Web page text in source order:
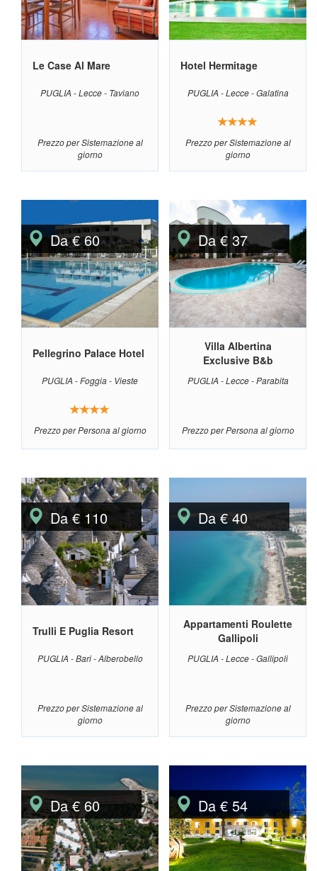
Le Case Al Mare
PUGLIA - Lecce - Taviano
Prezzo per Sistemazione al
giorno
Hotel Hermitage
PUGLIA - Lecce - Galatina
Prezzo per Sistemazione al
giorno
Da € 60
Pellegrino Palace Hotel
PUGLIA - Foggia - Vieste
Prezzo per Persona al giorno
Da € 37
Villa Albertina
Exclusive B&b
PUGLIA - Lecce - Parabita
Prezzo per Persona al giorno
Da € 110
Trulli E Puglia Resort
PUGLIA - Bari - Alberobello
Prezzo per Sistemazione al
giorno
Da € 40
Appartamenti Roulette
Gallipoli
PUGLIA - Lecce - Gallipoli
Prezzo per Sistemazione al
giorno
Da € 60 Da € 54